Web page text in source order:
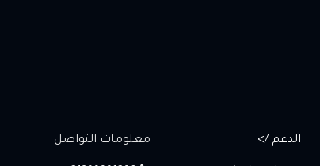
الدعم /> معلومات التواصل